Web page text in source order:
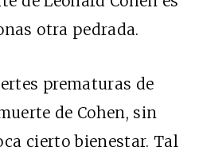
otra pedrada.
prematuras de
de Cohen, sin
cierto bienestar. Tal